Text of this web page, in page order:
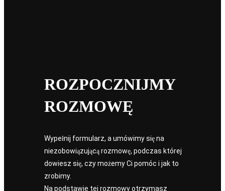
ROZPOCZNIJMY
ROZMOWĘ
Wypełnij formularz, a umówimy się na
niezobowiązującą rozmowę, podczas której
dowiesz się, czy możemy Ci pomóc i jak to
zrobimy.
Na podstawie tej rozmowy otrzymasz